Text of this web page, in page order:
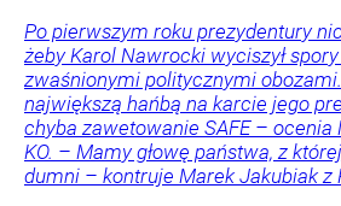
Po pierwszym roku prezydentury
żeby Karol Nawrocki wyciszył
zwaśnionymi politycznymi
największą hańbą na karcie jego
chyba zawetowanie SAFE – ocenia
KO. – Mamy głowę państwa, z
dumni – kontruje Marek Jakubiak z